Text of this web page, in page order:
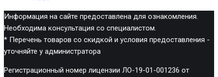
Информация на сайте предоставлена для ознакомления.
Необходима консультация со специалистом.
* Перечень товаров со скидкой и условия предоставления -
уточняйте у администратора
Регистрационный номер лицензии ЛО-19-01-001236 от